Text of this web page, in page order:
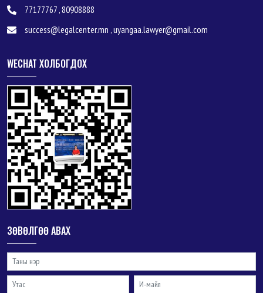
77177767 , 80908888
success@legalcenter.mn , uyangaa.lawyer@gmail.com
WECHAT ХОЛБОГДОХ
ЗӨВӨЛГӨӨ АВАХ